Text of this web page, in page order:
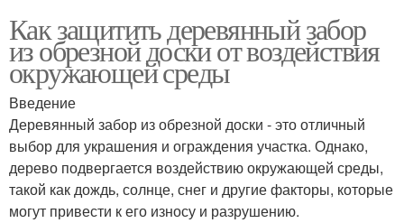
Как защитить деревянный забор
из обрезной доски от воздействия
окружающей среды
Введение
Деревянный забор из обрезной доски - это отличный
выбор для украшения и ограждения участка. Однако,
дерево подвергается воздействию окружающей среды,
такой как дождь, солнце, снег и другие факторы, которые
могут привести к его износу и разрушению.